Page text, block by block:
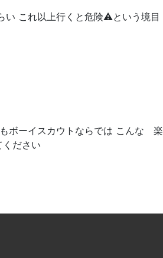
い これ以上行くと危険⚠️という境目
ボーイスカウトならでは こんな 楽
ださい